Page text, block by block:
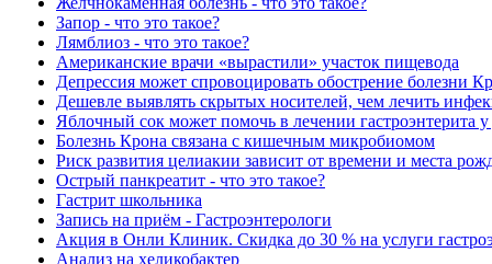
Запор - что это такое?
Лямблиоз - что это такое?
Американские врачи «вырастили» участок пищевода
Депрессия может спровоцировать обострение болезни
Дешевле выявлять скрытых носителей, чем лечить
Яблочный сок может помочь в лечении гастроэнтерита у
Болезнь Крона связана с кишечным микробиомом
Риск развития целиакии зависит от времени и места
Острый панкреатит - что это такое?
Гастрит школьника
Запись на приём - Гастроэнтерологи
Акция в Онли Клиник. Скидка до 30 % на услуги
Анализ на хеликобактер